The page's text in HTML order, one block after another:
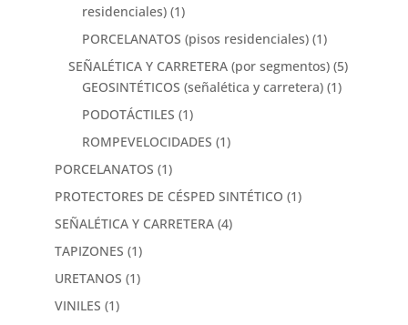
residenciales) (1)
PORCELANATOS (pisos residenciales) (1)
SEÑALÉTICA Y CARRETERA (por segmentos) (5)
GEOSINTÉTICOS (señalética y carretera) (1)
PODOTÁCTILES (1)
ROMPEVELOCIDADES (1)
PORCELANATOS (1)
PROTECTORES DE CÉSPED SINTÉTICO (1)
SEÑALÉTICA Y CARRETERA (4)
TAPIZONES (1)
URETANOS (1)
VINILES (1)